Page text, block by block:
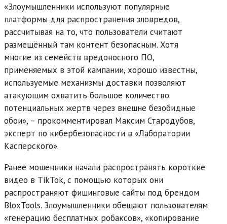
«Злоумышленники используют популярные
платформы для распространения зловредов,
рассчитывая на то, что пользователи считают
размещённый там контент безопасным. Хотя
многие из семейств вредоносного ПО,
применяемых в этой кампании, хорошо известны,
используемые механизмы доставки позволяют
атакующим охватить большое количество
потенциальных жертв через внешне безобидные
обои», – прокомментировал Максим Стародубов,
эксперт по кибербезопасности в «Лаборатории
Касперского».
Ранее мошенники начали распространять короткие
видео в TikTok, с помощью которых они
распространяют фишинговые сайты под брендом
BloxTools. Злоумышленники обещают пользователям
«генерацию бесплатных робаксов», «копирование